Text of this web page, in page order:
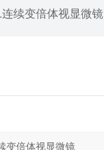
续变倍体视显微镜